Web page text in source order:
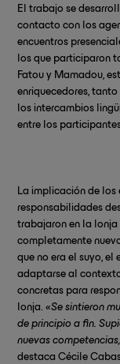
El trabajo se
contacto con los
encuentros
los que participaron
Fatou y Mamadou,
enriquecedores,
los intercambios
entre los
La implicación de los
responsabilidades
trabajaron en la lonja
completamente
que no era el suyo, el
adaptarse al
concretas para
lonja. «Se sintieron
de principio a fin.
nuevas
destaca Cécile